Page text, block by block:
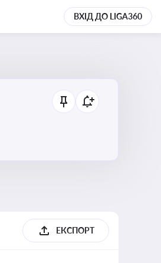
ВХІД ДО LIGA360
ЕКСПОРТ